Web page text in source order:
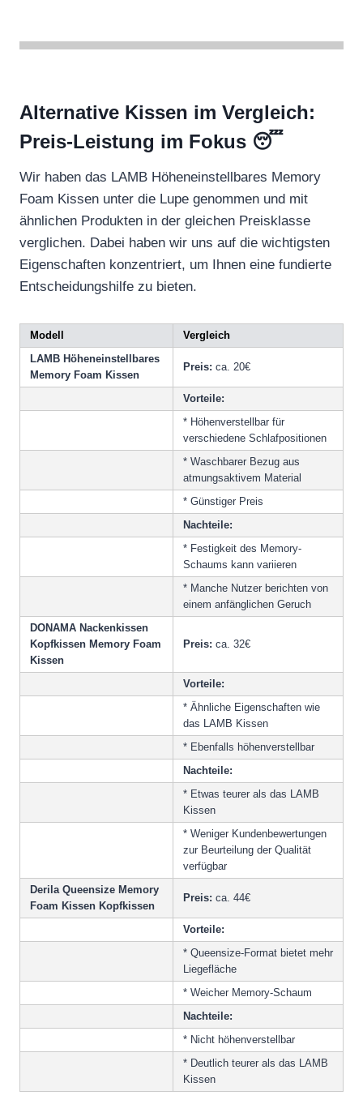
Alternative Kissen im Vergleich:
Preis-Leistung im Fokus 😴
Wir haben das LAMB Höheneinstellbares Memory
Foam Kissen unter die Lupe genommen und mit
ähnlichen Produkten in der gleichen Preisklasse
verglichen. Dabei haben wir uns auf die wichtigsten
Eigenschaften konzentriert, um Ihnen eine fundierte
Entscheidungshilfe zu bieten.
Modell
Vergleich
LAMB Höheneinstellbares
Memory Foam Kissen
Preis: ca. 20€
Vorteile:
* Höhenverstellbar für
verschiedene Schlafpositionen
* Waschbarer Bezug aus
atmungsaktivem Material
* Günstiger Preis
Nachteile:
* Festigkeit des Memory-
Schaums kann variieren
* Manche Nutzer berichten von
einem anfänglichen Geruch
DONAMA Nackenkissen
Kopfkissen Memory Foam
Kissen
Preis: ca. 32€
Vorteile:
* Ähnliche Eigenschaften wie
das LAMB Kissen
* Ebenfalls höhenverstellbar
Nachteile:
* Etwas teurer als das LAMB
Kissen
* Weniger Kundenbewertungen
zur Beurteilung der Qualität
verfügbar
Derila Queensize Memory
Foam Kissen Kopfkissen
Preis: ca. 44€
Vorteile:
* Queensize-Format bietet mehr
Liegefläche
* Weicher Memory-Schaum
Nachteile:
* Nicht höhenverstellbar
* Deutlich teurer als das LAMB
Kissen